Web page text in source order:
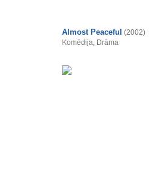
Almost Peaceful (2002)
Komēdija, Drāma